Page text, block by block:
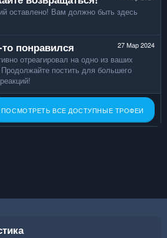
оставлено! Вам должно быть здесь
27 Мар 2024
понравился
отреагировал на одно из ваших
постить для большего
ПОСМОТРЕТЬ ВСЕ ДОСТУПНЫЕ ТРОФЕИ